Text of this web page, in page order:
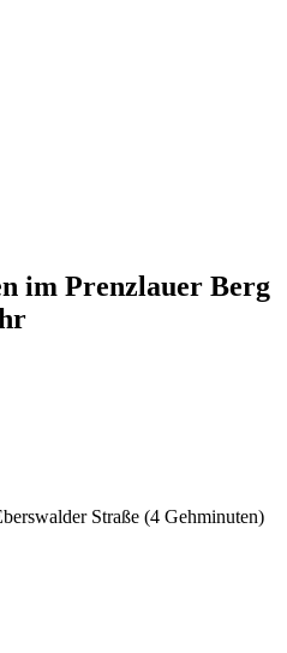
im Prenzlauer Berg
Straße (4 Gehminuten)